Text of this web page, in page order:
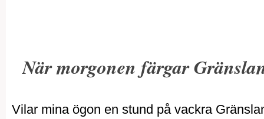
När morgonen färgar
Vilar mina ögon en stund på vackra